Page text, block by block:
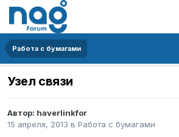
Работа с бумагами
Узел связи
Автор: haverlinkfor
15 апреля, 2013 в Работа с бумагами